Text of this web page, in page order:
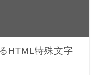
HTML特殊文字